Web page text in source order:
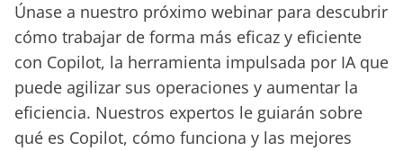
Únase a nuestro próximo webinar para descubrir
cómo trabajar de forma más eficaz y eficiente
con Copilot, la herramienta impulsada por IA que
puede agilizar sus operaciones y aumentar la
eficiencia. Nuestros expertos le guiarán sobre
qué es Copilot, cómo funciona y las mejores